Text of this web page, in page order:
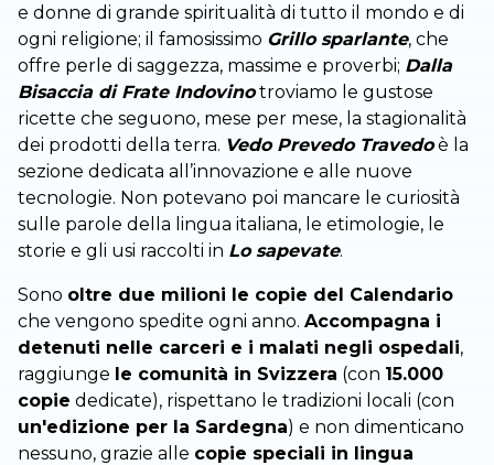
e donne di grande spiritualità di tutto il mondo e di
ogni religione; il famosissimo Grillo sparlante, che
offre perle di saggezza, massime e proverbi; Dalla
Bisaccia di Frate Indovinotroviamo le gustose
ricette che seguono, mese per mese, la stagionalità
dei prodotti della terra. Vedo Prevedo Travedoè la
sezione dedicata all’innovazione e alle nuove
tecnologie. Non potevano poi mancare le curiosità
sulle parole della lingua italiana, le etimologie, le
storie e gli usi raccolti in Lo sapevate.
Sono oltre due milioni le copie del Calendario
che vengono spedite ogni anno. Accompagna i
detenuti nelle carceri e i malati negli ospedali,
raggiunge le comunità in Svizzera (con 15.000
copie dedicate), rispettano le tradizioni locali (con
un'edizione per la Sardegna) e non dimenticano
nessuno, grazie alle copie speciali in lingua